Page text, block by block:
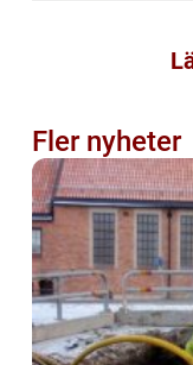
Fler nyheter